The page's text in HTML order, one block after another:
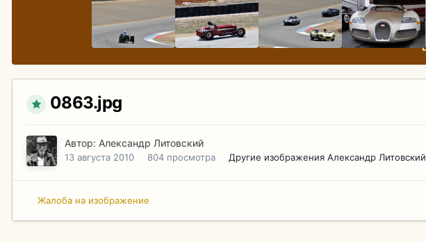
0863.jpg
Автор: Александр Литовский
13 августа 2010 804 просмотра Другие изображения Александр Литовский
Жалоба на изображение